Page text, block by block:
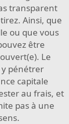
transparent
Ainsi, que
ou que vous
être
Le
y pénétrer
capitale
au frais, et
pas à une